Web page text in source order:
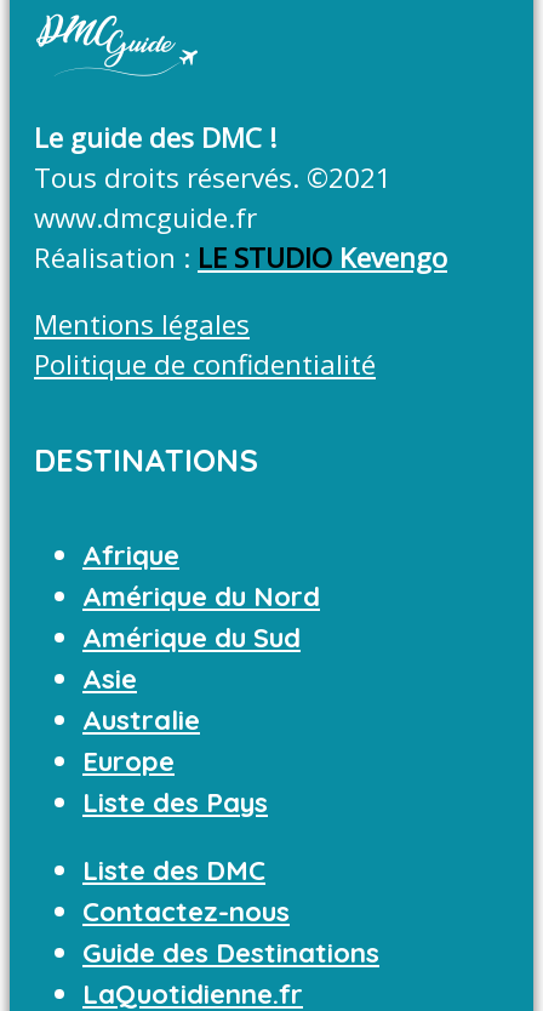
Le guide des DMC !
Tous droits réservés. ©2021
www.dmcguide.fr
Réalisation : LE STUDIO Kevengo
Mentions légales
Politique de confidentialité
DESTINATIONS
Afrique
Amérique du Nord
Amérique du Sud
Asie
Australie
Europe
Liste des Pays
Liste des DMC
Contactez-nous
Guide des Destinations
LaQuotidienne.fr